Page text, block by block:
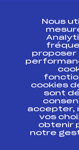
Ressources
Pass’Neige
Projet
Projet de
Antidopage
Pôle
Scientifique
Listes
Pôle vie de
Nous
proposer
cookies
sont
accepter,
vos
obtenir
notre